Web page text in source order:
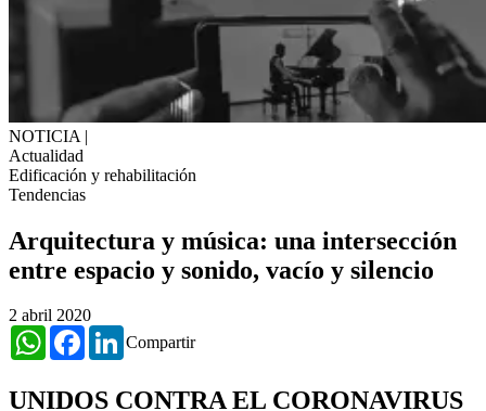
NOTICIA |
Actualidad
Edificación y rehabilitación
Tendencias
Arquitectura y música: una intersección
entre espacio y sonido, vacío y silencio
2 abril 2020
Compartir
WhatsAppFacebookLinkedIn
UNIDOS CONTRA EL CORONAVIRUS